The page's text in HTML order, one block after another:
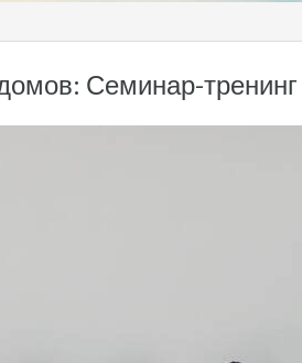
Семинар-